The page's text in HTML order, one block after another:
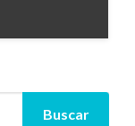
Buscar